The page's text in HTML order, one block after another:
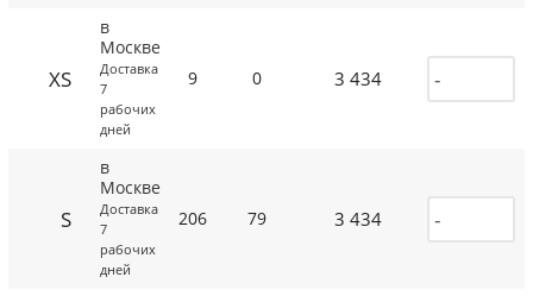
XS
в
Москве
Доставка
7
рабочих
дней
9 0 3 434
S
в
Москве
Доставка
7
рабочих
дней
206 79 3 434